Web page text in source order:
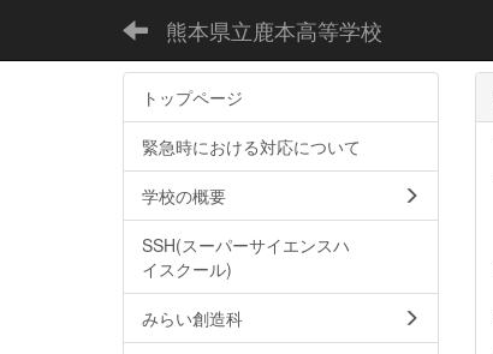
熊本県立鹿本高等学校
トップページ
緊急時における対応について
学校の概要
SSH(スーパーサイエンスハ
イスクール)
みらい創造科